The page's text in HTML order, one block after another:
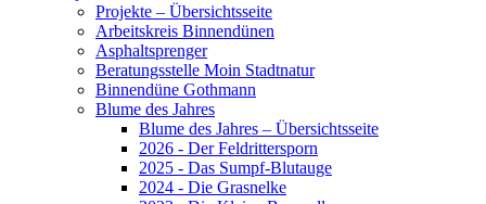
Projekte – Übersichtsseite
Arbeitskreis Binnendünen
Asphaltsprenger
Beratungsstelle Moin Stadtnatur
Binnendüne Gothmann
Blume des Jahres
Blume des Jahres – Übersichtsseite
2026 - Der Feldrittersporn
2025 - Das Sumpf-Blutauge
2024 - Die Grasnelke